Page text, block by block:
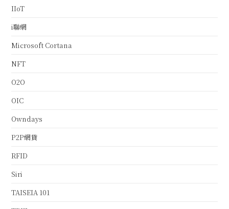
IIoT
i聯網
Microsoft Cortana
NFT
O2O
OIC
Owndays
P2P網貸
RFID
Siri
TAISEIA 101